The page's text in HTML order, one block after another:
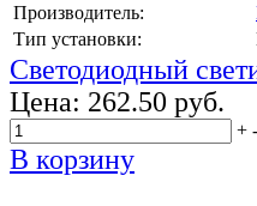
Производитель:
Тип установки:
Светодиодный
Цена: 262.50 руб.
+ -
В корзину